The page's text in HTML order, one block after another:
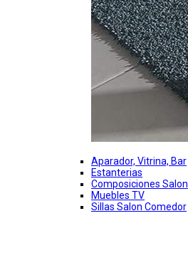
Aparador, Vitrina, Bar
Estanterias
Composiciones Salon
Muebles TV
Sillas Salon Comedor